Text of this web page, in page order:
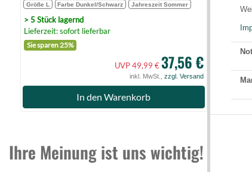
Größe L Farbe Dunkel/Schwarz Jahreszeit Sommer
> 5 Stück lagernd
Lieferzeit: sofort lieferbar
Sie sparen 25%
UVP 49,99 € 37,56 €
inkl. MwSt., zzgl. Versand
In den Warenkorb
Ihre Meinung ist uns wichtig!